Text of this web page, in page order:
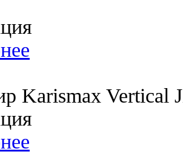
Karismax Vertical